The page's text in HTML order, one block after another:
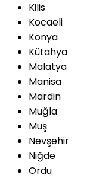
Kilis
Kocaeli
Konya
Kütahya
Malatya
Manisa
Mardin
Muğla
Muş
Nevşehir
Niğde
Ordu